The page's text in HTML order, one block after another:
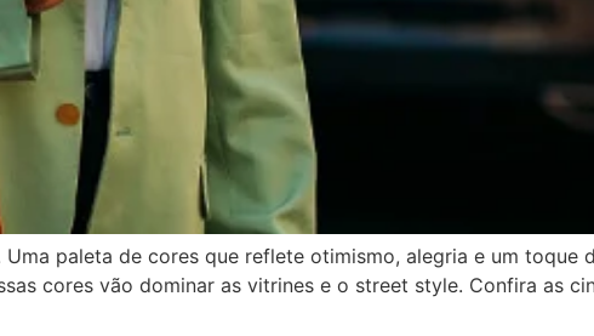
paleta de cores que reflete otimismo, alegria e um toque
cores vão dominar as vitrines e o street style. Confira as